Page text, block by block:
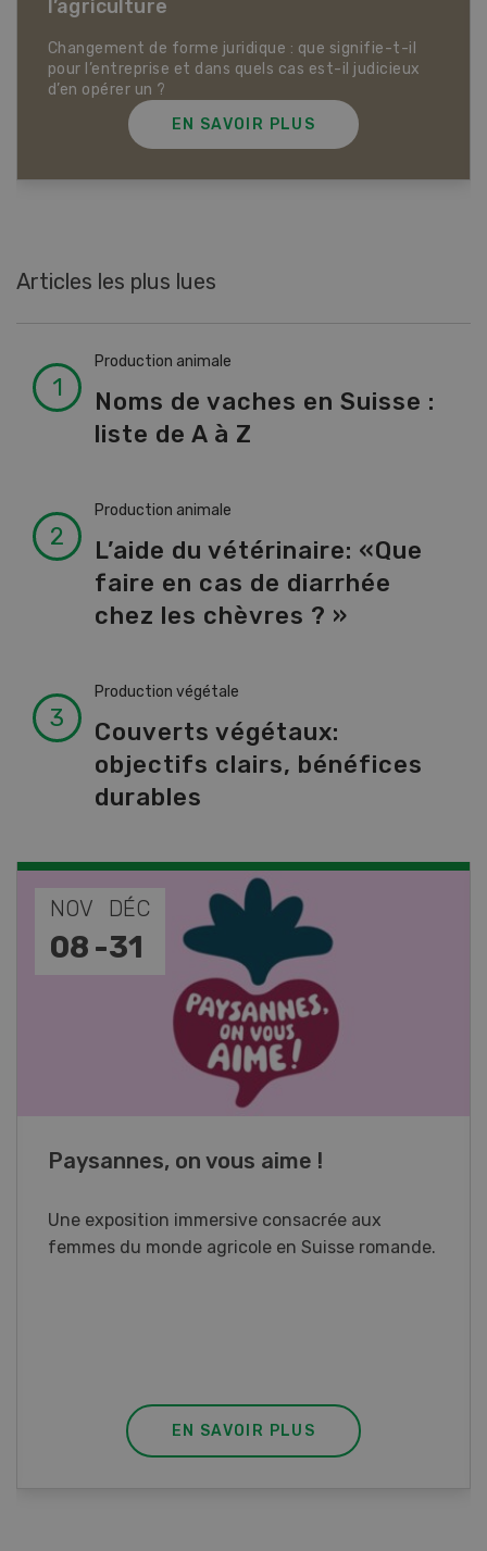
Dossier Articles biologiques
EN SAVOIR PLUS
Articles les plus lues
Production animale
Noms de vaches en Suisse :
liste de A à Z
Production animale
L’aide du vétérinaire: «Que
faire en cas de diarrhée
chez les chèvres ? »
Production végétale
Couverts végétaux:
objectifs clairs, bénéfices
durables
NOV
17 -
JAN
26
Cours spécialisé Aquaculture
Vous élevez des poissons ou songez à le faire?
Ce cours vous équipe du savoir nécessaire. Si
EN SAVOIR PLUS